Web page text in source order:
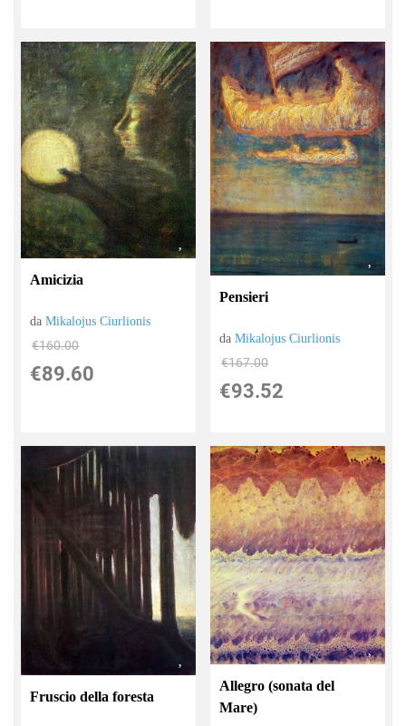
Amicizia
daMikalojus Ciurlionis
€160.00
€89.60
Pensieri
daMikalojus Ciurlionis
€167.00
€93.52
Fruscio della foresta
Allegro (sonata del
Mare)